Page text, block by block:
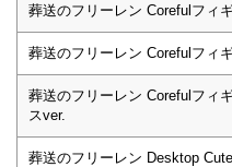
葬送のフリーレン Corefulフィ
葬送のフリーレン Corefulフィ
葬送のフリーレン Corefulフィ
スver.
葬送のフリーレン Desktop